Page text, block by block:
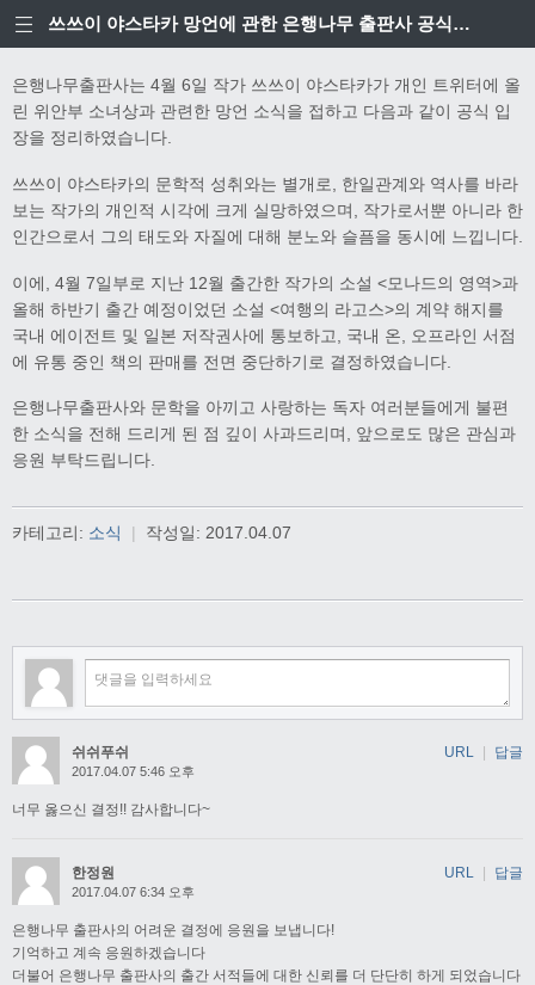
쓰쓰이 야스타카 망언에 관한 은행나무 출판사 공식입장
은행나무출판사는 4월 6일 작가 쓰쓰이 야스타카가 개인 트위터에 올
린 위안부 소녀상과 관련한 망언 소식을 접하고 다음과 같이 공식 입
장을 정리하였습니다.
쓰쓰이 야스타카의 문학적 성취와는 별개로, 한일관계와 역사를 바라
보는 작가의 개인적 시각에 크게 실망하였으며, 작가로서뿐 아니라 한
인간으로서 그의 태도와 자질에 대해 분노와 슬픔을 동시에 느낍니다.
이에, 4월 7일부로 지난 12월 출간한 작가의 소설 <모나드의 영역>과
올해 하반기 출간 예정이었던 소설 <여행의 라고스>의 계약 해지를
국내 에이전트 및 일본 저작권사에 통보하고, 국내 온, 오프라인 서점
에 유통 중인 책의 판매를 전면 중단하기로 결정하였습니다.
은행나무출판사와 문학을 아끼고 사랑하는 독자 여러분들에게 불편
한 소식을 전해 드리게 된 점 깊이 사과드리며, 앞으로도 많은 관심과
응원 부탁드립니다.
카테고리: 소식 | 작성일: 2017.04.07
쉬쉬푸쉬
2017.04.07 5:46 오후
너무 옳으신 결정!! 감사합니다~
URL | 답글
한정원
2017.04.07 6:34 오후
은행나무 출판사의 어려운 결정에 응원을 보냅니다!
기억하고 계속 응원하겠습니다
더불어 은행나무 출판사의 출간 서적들에 대한 신뢰를 더 단단히 하게 되었습니다
URL | 답글